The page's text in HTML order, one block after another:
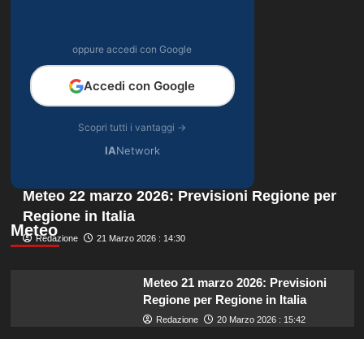
oppure accedi con Google
Accedi con Google
Scopri tutti i vantaggi →
IANetwork
Meteo
Meteo 22 marzo 2026: Previsioni Regione per
Regione in Italia
Redazione 21 Marzo 2026 : 14:30
Meteo 21 marzo 2026: Previsioni
Regione per Regione in Italia
Redazione 20 Marzo 2026 : 15:42